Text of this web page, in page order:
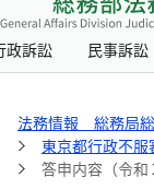
政訴訟 民事訴訟
法務情報 総務局
東京都行政不服
答申内容（令和